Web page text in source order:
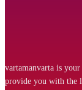
vartamanvarta is
provide you with the